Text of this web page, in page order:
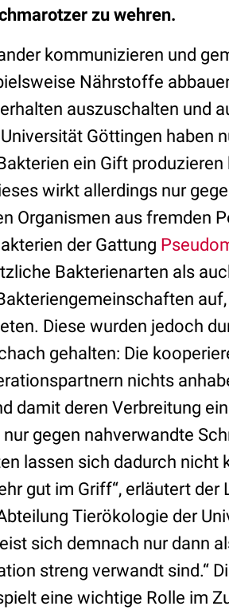
zu wehren.
kommunizieren und
Nährstoffe
auszuschalten und
Göttingen haben
ein Gift produzieren
wirkt allerdings nur
Organismen aus fremden
der Gattung
Bakterienarten als
Diese wurden jedoch
gehalten: Die
nichts
damit deren Verbreitung
gegen nahverwandte
lassen sich dadurch nicht
gut im Griff“, erläutert der
Tierökologie der
sich demnach nur dann
streng verwandt sind.“
eine wichtige Rolle im